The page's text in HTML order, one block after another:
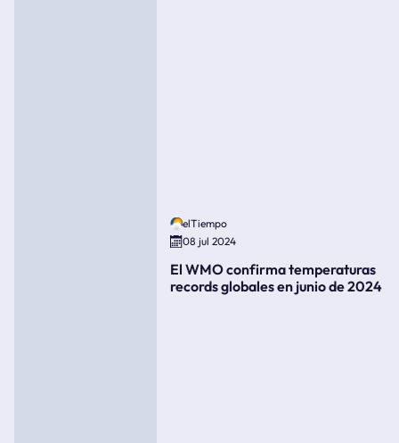
elTiempo
08 jul 2024
El WMO confirma temperaturas
records globales en junio de 2024